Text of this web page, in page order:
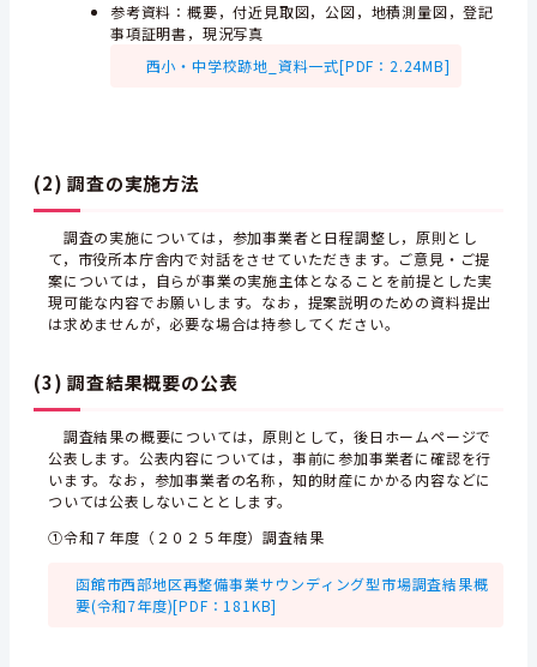
参考資料：概要，付近見取図，公図，地積測量図，登記
事項証明書，現況写真
西小・中学校跡地_資料一式[PDF：2.24MB]
(2) 調査の実施方法
調査の実施については，参加事業者と日程調整し，原則とし
て，市役所本庁舎内で対話をさせていただきます。ご意見・ご提
案については，自らが事業の実施主体となることを前提とした実
現可能な内容でお願いします。なお，提案説明のための資料提出
は求めませんが，必要な場合は持参してください。
(3) 調査結果概要の公表
調査結果の概要については，原則として，後日ホームページで
公表します。公表内容については，事前に参加事業者に確認を行
います。なお，参加事業者の名称，知的財産にかかる内容などに
ついては公表しないこととします。
①令和７年度（２０２５年度）調査結果
函館市西部地区再整備事業サウンディング型市場調査結果概
要(令和7年度)[PDF：181KB]